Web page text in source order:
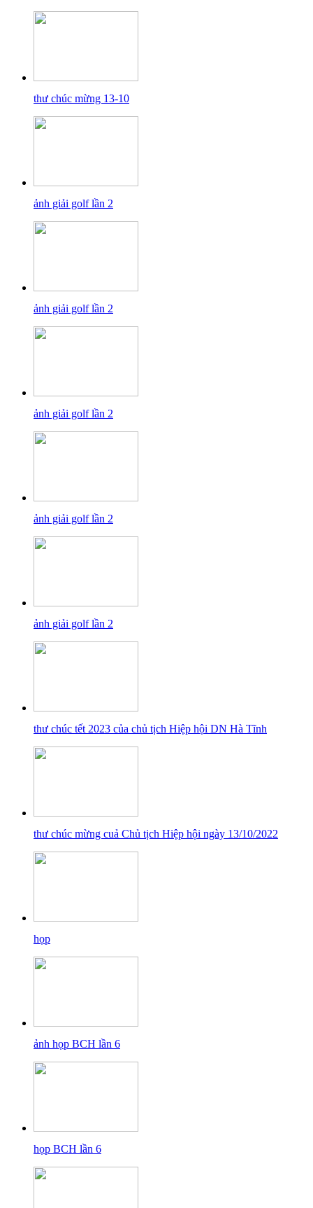
thư chúc mừng 13-10
ảnh giải golf lần 2
ảnh giải golf lần 2
ảnh giải golf lần 2
ảnh giải golf lần 2
ảnh giải golf lần 2
thư chúc tết 2023 của chủ tịch Hiệp hội DN Hà Tĩnh
thư chúc mừng cuả Chủ tịch Hiệp hội ngày 13/10/2022
họp
ảnh họp BCH lần 6
họp BCH lần 6